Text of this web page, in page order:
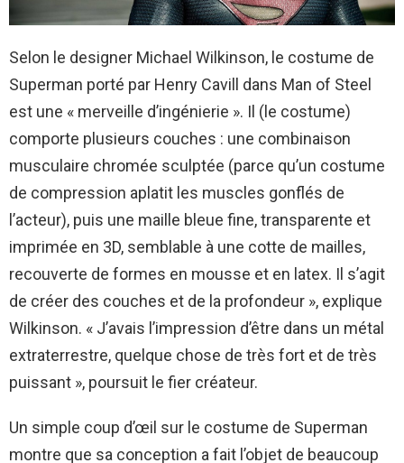
Selon le designer Michael Wilkinson, le costume de
Superman porté par Henry Cavill dans Man of Steel
est une « merveille d’ingénierie ». Il (le costume)
comporte plusieurs couches : une combinaison
musculaire chromée sculptée (parce qu’un costume
de compression aplatit les muscles gonflés de
l’acteur), puis une maille bleue fine, transparente et
imprimée en 3D, semblable à une cotte de mailles,
recouverte de formes en mousse et en latex. Il s’agit
de créer des couches et de la profondeur », explique
Wilkinson. « J’avais l’impression d’être dans un métal
extraterrestre, quelque chose de très fort et de très
puissant », poursuit le fier créateur.
Un simple coup d’œil sur le costume de Superman
montre que sa conception a fait l’objet de beaucoup